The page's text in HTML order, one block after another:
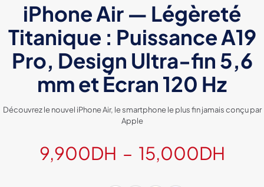
iPhone Air — Légèreté
Titanique : Puissance A19
Pro, Design Ultra-fin 5,6
mm et Écran 120 Hz
Découvrez le nouvel iPhone Air, le smartphone le plus fin jamais conçu par
Apple
9,900DH – 15,000DH